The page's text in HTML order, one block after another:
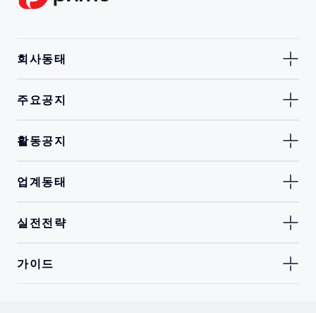
회사동태
주요공지
활동공지
업계동태
실전전략
가이드